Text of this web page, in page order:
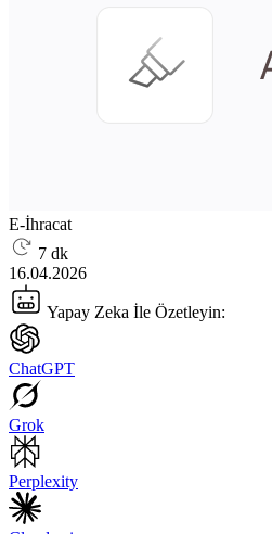
E-İhracat
7 dk
16.04.2026
Yapay Zeka İle Özetleyin:
ChatGPT
Grok
Perplexity